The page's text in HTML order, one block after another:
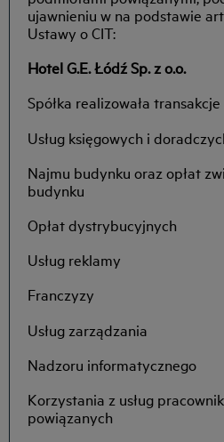
ujawnieniu w na podstawie
Ustawy o CIT:
Hotel G.E. Łódź Sp. z o.o.
Spółka realizowała
Usług księgowych i
Najmu budynku oraz opłat
budynku
Opłat dystrybucyjnych
Usług reklamy
Franczyzy
Usług zarządzania
Nadzoru informatycznego
Korzystania z usług
powiązanych